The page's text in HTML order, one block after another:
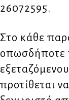
26072595.
Στο κάθε
οπωσδήποτε
προτίθεται